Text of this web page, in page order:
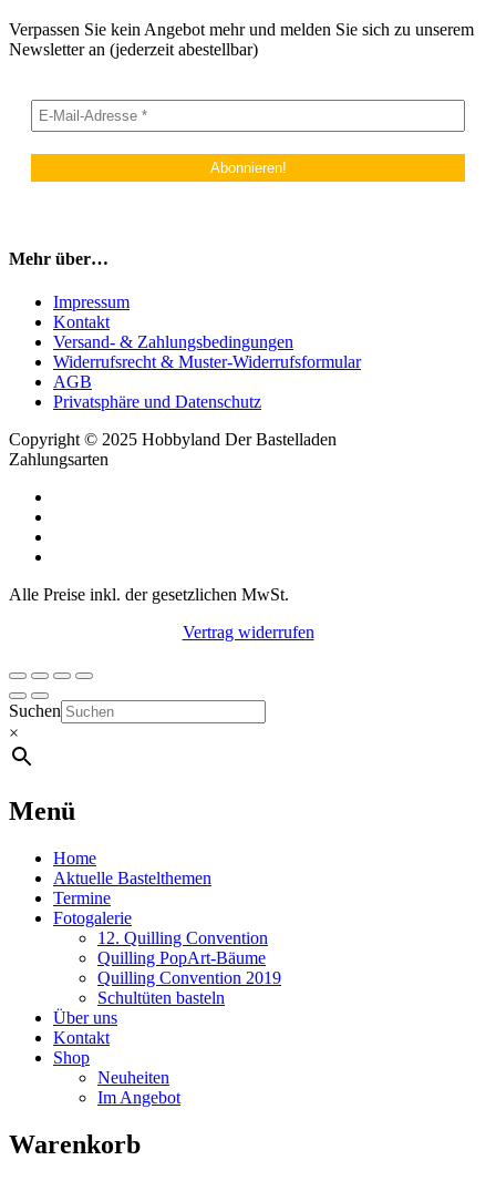
Verpassen Sie kein Angebot mehr und melden Sie sich zu unserem
Newsletter an (jederzeit abestellbar)
Mehr über…
Impressum
Kontakt
Versand- & Zahlungsbedingungen
Widerrufsrecht & Muster-Widerrufsformular
AGB
Privatsphäre und Datenschutz
Copyright © 2025 Hobbyland Der Bastelladen
Zahlungsarten
Alle Preise inkl. der gesetzlichen MwSt.
Vertrag widerrufen
Suchen
×
Menü
Home
Aktuelle Bastelthemen
Termine
Fotogalerie
12. Quilling Convention
Quilling PopArt-Bäume
Quilling Convention 2019
Schultüten basteln
Über uns
Kontakt
Shop
Neuheiten
Im Angebot
Warenkorb